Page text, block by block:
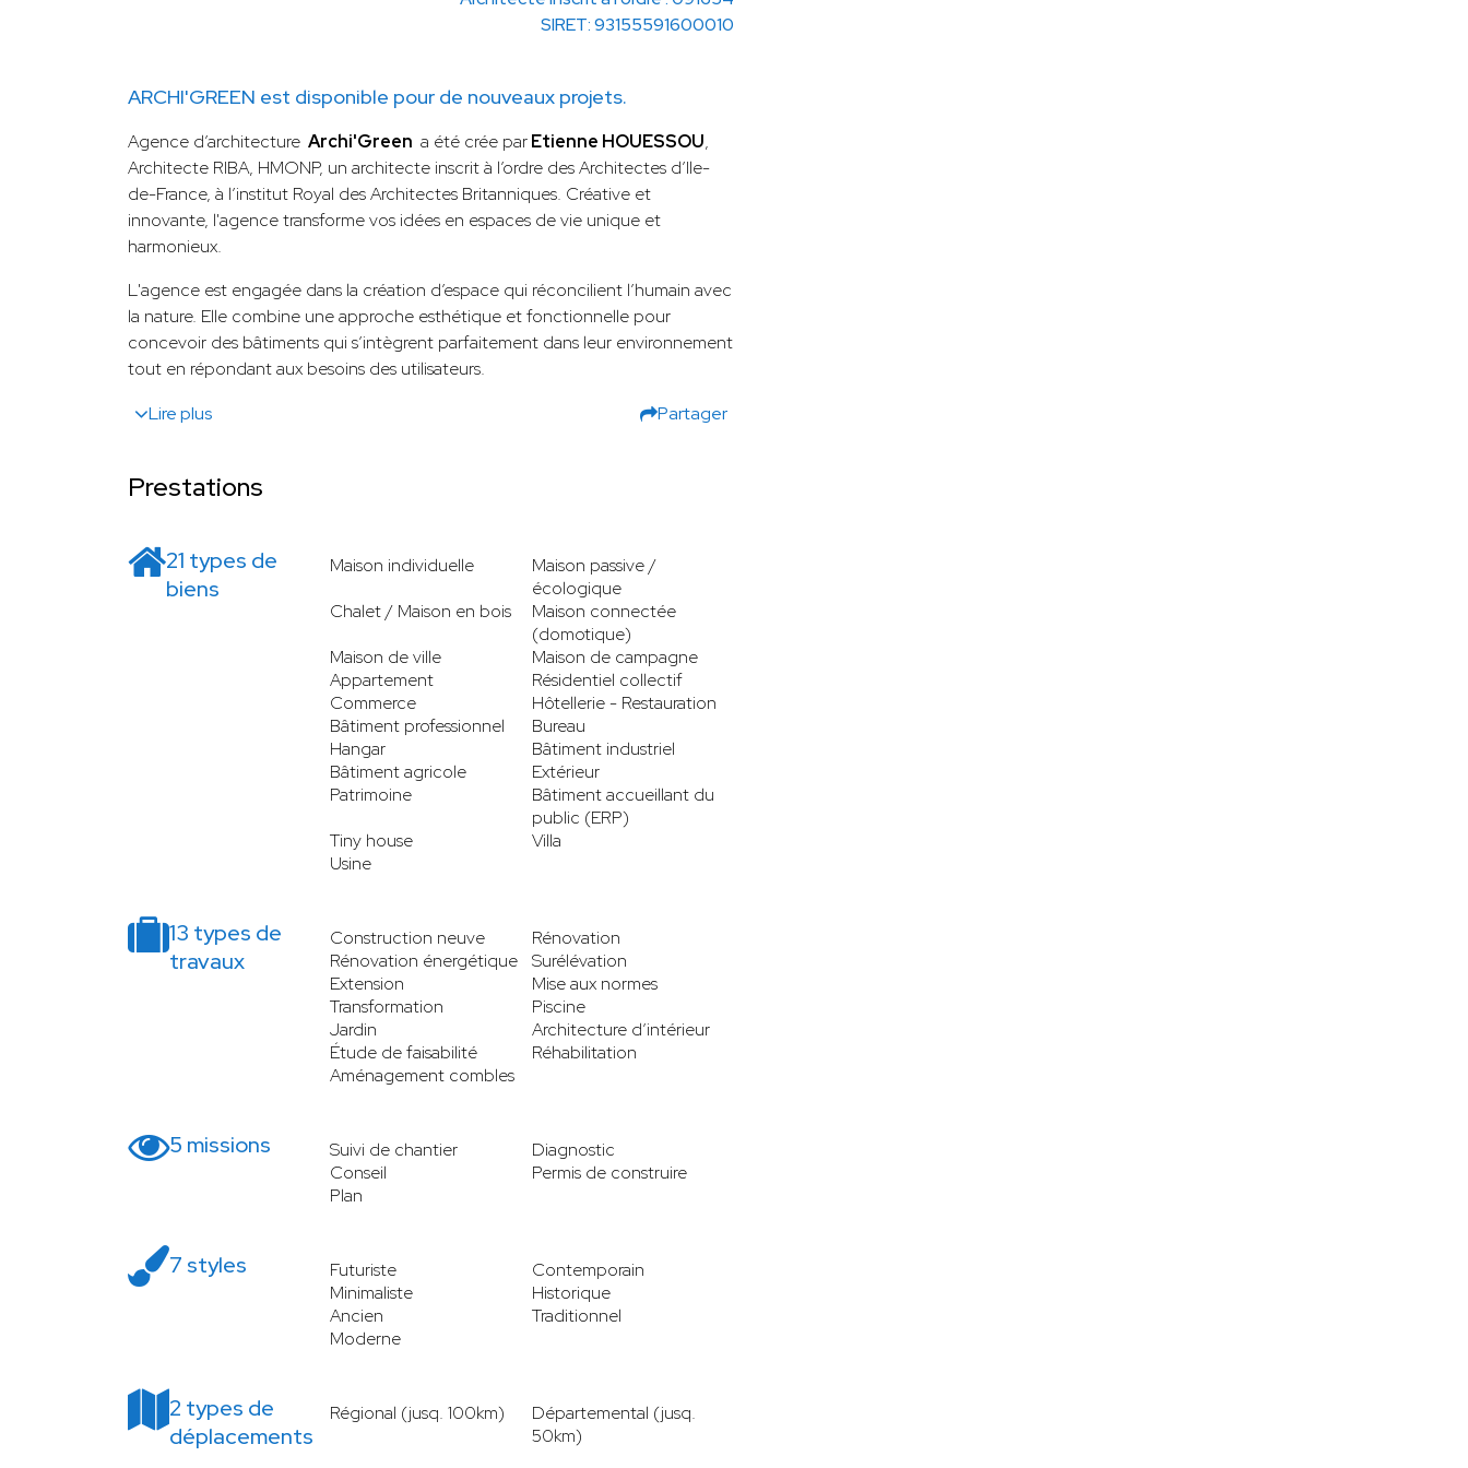
SIRET: 93155591600010
ARCHI'GREEN est disponible pour de nouveaux projets.
Agence d’architecture Archi'Green a été crée parEtienne HOUESSOU,
Architecte RIBA, HMONP, un architecte inscrit à l’ordre des Architectes d’Ile-
de-France, à l’institut Royal des Architectes Britanniques. Créative et
innovante, l'agence transforme vos idées en espaces de vie unique et
harmonieux.
L'agence est engagée dans la création d’espace qui réconcilient l’humain avec
la nature. Elle combine une approche esthétique et fonctionnelle pour
concevoir des bâtiments qui s’intègrent parfaitement dans leur environnement
tout en répondant aux besoins des utilisateurs.
Lire plus
Partager
Prestations
21 types de
biens
Maison individuelle
Maison passive /
écologique
Chalet / Maison en bois
Maison connectée
(domotique)
Maison de ville
Maison de campagne
Appartement
Résidentiel collectif
Commerce
Hôtellerie - Restauration
Bâtiment professionnel
Bureau
Hangar
Bâtiment industriel
Bâtiment agricole
Extérieur
Patrimoine
Bâtiment accueillant du
public (ERP)
Tiny house
Villa
Usine
13 types de
travaux
Construction neuve
Rénovation
Rénovation énergétique
Surélévation
Extension
Mise aux normes
Transformation
Piscine
Jardin
Architecture d’intérieur
Étude de faisabilité
Réhabilitation
Aménagement combles
5 missions Suivi de chantier
Diagnostic
Conseil
Permis de construire
Plan
7 styles Futuriste
Contemporain
Minimaliste
Historique
Ancien
Traditionnel
Moderne
2 types de
déplacements
Régional (jusq. 100km)
Départemental (jusq.
50km)